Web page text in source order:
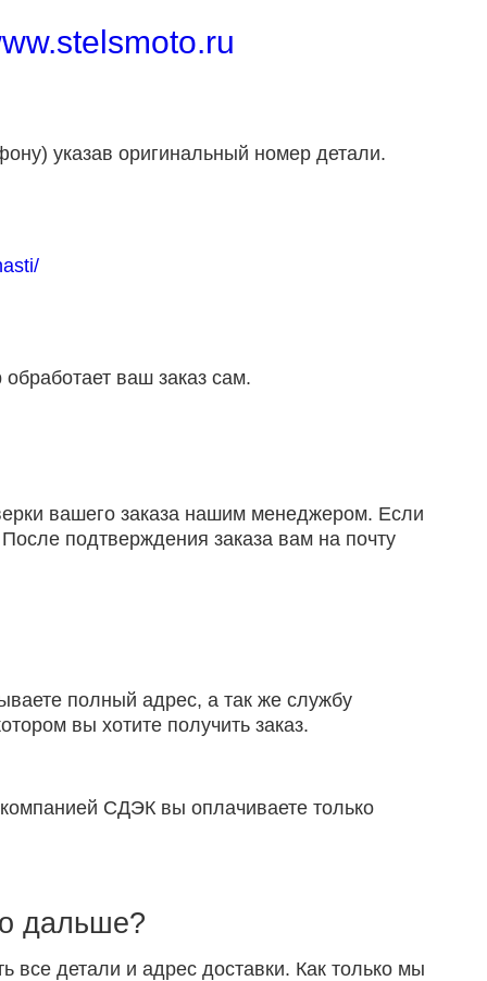
указав оригинальный номер детали.
ваш заказ сам.
вашего заказа нашим менеджером. Если
подтверждения заказа вам на почту
полный адрес, а так же службу
вы хотите получить заказ.
СДЭК вы оплачиваете только
дальше?
все детали и адрес доставки. Как только мы